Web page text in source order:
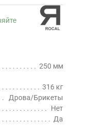
250 мм
316 кг
Дрова/Брикеты
Нет
Да